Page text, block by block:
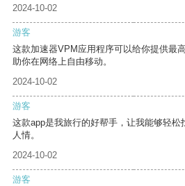
2024-10-02
游客
这款加速器VPM应用程序可以给你提供最
助你在网络上自由移动。
2024-10-02
游客
这款app是我旅行的好帮手，让我能够轻
人情。
2024-10-02
游客